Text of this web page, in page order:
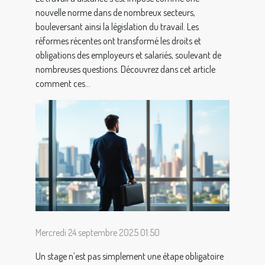
nouvelle norme dans de nombreux secteurs,
bouleversant ainsi la législation du travail. Les
réformes récentes ont transformé les droits et
obligations des employeurs et salariés, soulevant de
nombreuses questions. Découvrez dans cet article
comment ces...
Mercredi 24 septembre 2025 01:50
Un stage n’est pas simplement une étape obligatoire